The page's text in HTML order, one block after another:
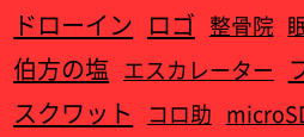
ドローイン ロゴ 整骨院
伯方の塩 エスカレーター
スクワット コロ助